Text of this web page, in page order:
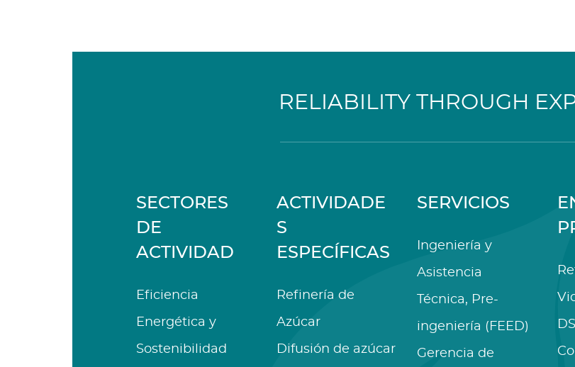
RELIABILITY THROUGH
SECTORES
DE
ACTIVIDAD
Eficiencia
Energética y
Sostenibilidad
ACTIVIDADE
S
ESPECÍFICAS
Refinería de
Azúcar
Difusión de azúcar
SERVICIOS
Ingeniería y
Asistencia
Técnica, Pre-
ingeniería (FEED)
Gerencia de